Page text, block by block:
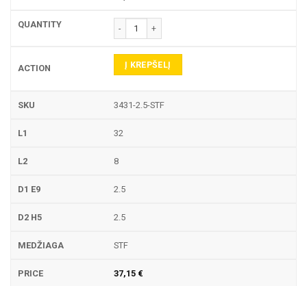
produkto kiekis: 3431 PIRŠTINĖ FREZA
Į KREPŠELĮ
3431-2.5-STF
32
8
2.5
2.5
STF
37,15 €